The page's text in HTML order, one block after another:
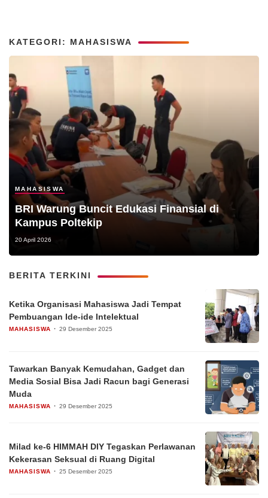
KATEGORI: MAHASISWA
MAHASISWA
BRI Warung Buncit Edukasi Finansial di
Kampus Poltekip
20 April 2026
BERITA TERKINI
Ketika Organisasi Mahasiswa Jadi Tempat
Pembuangan Ide-ide Intelektual
MAHASISWA 29 Desember 2025
Tawarkan Banyak Kemudahan, Gadget dan
Media Sosial Bisa Jadi Racun bagi Generasi
Muda
MAHASISWA 29 Desember 2025
Milad ke-6 HIMMAH DIY Tegaskan Perlawanan
Kekerasan Seksual di Ruang Digital
MAHASISWA 25 Desember 2025